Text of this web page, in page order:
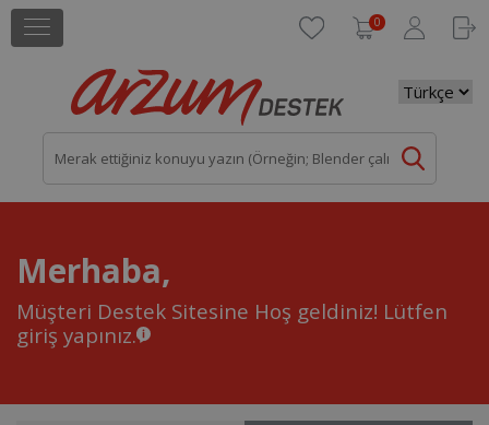
0
Merhaba,
Müşteri Destek Sitesine Hoş geldiniz! Lütfen
giriş yapınız.